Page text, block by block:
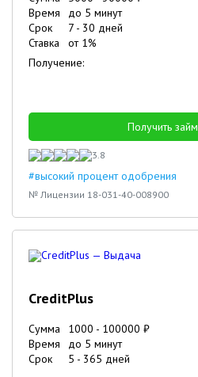
Время
до 5 минут
Срок
7 - 30 дней
Ставка
от 1%
Получение:
Получить займ
3.8
#высокий процент одобрения
№ Лицензии 18-031-40-008900
CreditPlus
Сумма 1000 - 100000 ₽
Время
до 5 минут
Срок
5 - 365 дней